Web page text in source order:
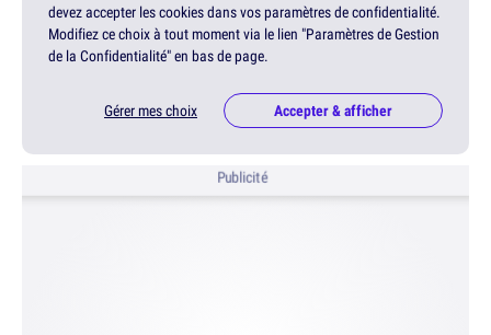
devez accepter les cookies dans vos paramètres de confidentialité.
Modifiez ce choix à tout moment via le lien "Paramètres de Gestion
de la Confidentialité" en bas de page.
Gérer mes choix Accepter & afficher
Publicité